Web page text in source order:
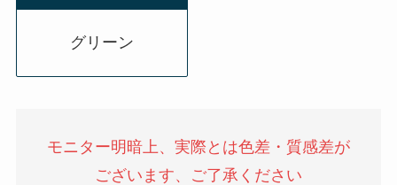
グリーン
モニター明暗上、実際とは色差・質感差が
ございます、ご了承ください